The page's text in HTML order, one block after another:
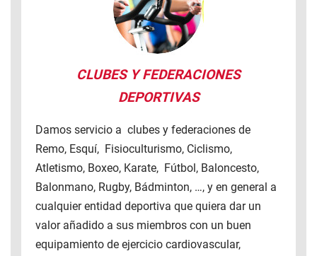
CLUBES Y FEDERACIONES
DEPORTIVAS
Damos servicio a clubes y federaciones de
Remo, Esquí, Fisioculturismo, Ciclismo,
Atletismo, Boxeo, Karate, Fútbol, Baloncesto,
Balonmano, Rugby, Bádminton, …, y en general a
cualquier entidad deportiva que quiera dar un
valor añadido a sus miembros con un buen
equipamiento de ejercicio cardiovascular,